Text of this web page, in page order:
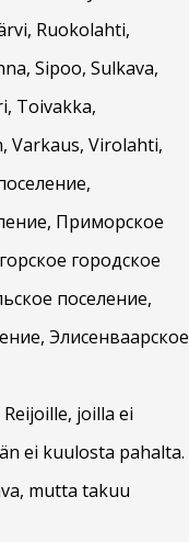
Ruokolahti,
Sipoo, Sulkava,
Toivakka,
Varkaus, Virolahti,
Приморское
городское
поселение,
Элисенваарское
joilla ei
ei kuulosta pahalta.
mutta takuu